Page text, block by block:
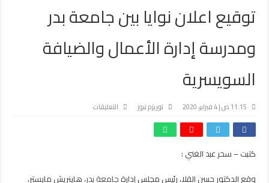
توقيع اعلان نوايا بين جامعة بدر
ومدرسة إدارة الأعمال والضيافة
السويسرية
11:15 ص | 4 فبراير، 2020 توريزم نيوز التعليقات
بدر
كتبت – سحر عبد الغني :
وقع الدكتور حسن القلا، رئيس مجلس إدارة جامعة بدر،هاينريش مايستر،